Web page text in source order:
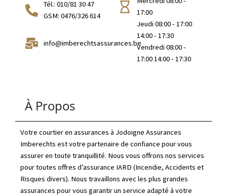
Tél.: 010/81 30 47
GSM: 0476/326 614
info@imberechtsassurances.be
17:00
Jeudi 08:00 - 17:00
14:00 - 17:30
Vendredi 08:00 -
17:00 14:00 - 17:30
À Propos
Votre courtier en assurances à Jodoigne Assurances
Imberechts est votre partenaire de confiance pour vous
assurer en toute tranquillité. Nous vous offrons nos services
pour toutes offres d’assurance IARD (Incendie, Accidents et
Risques divers). Nous travaillons avec les plus grandes
assurances pour vous garantir un service adapté à votre